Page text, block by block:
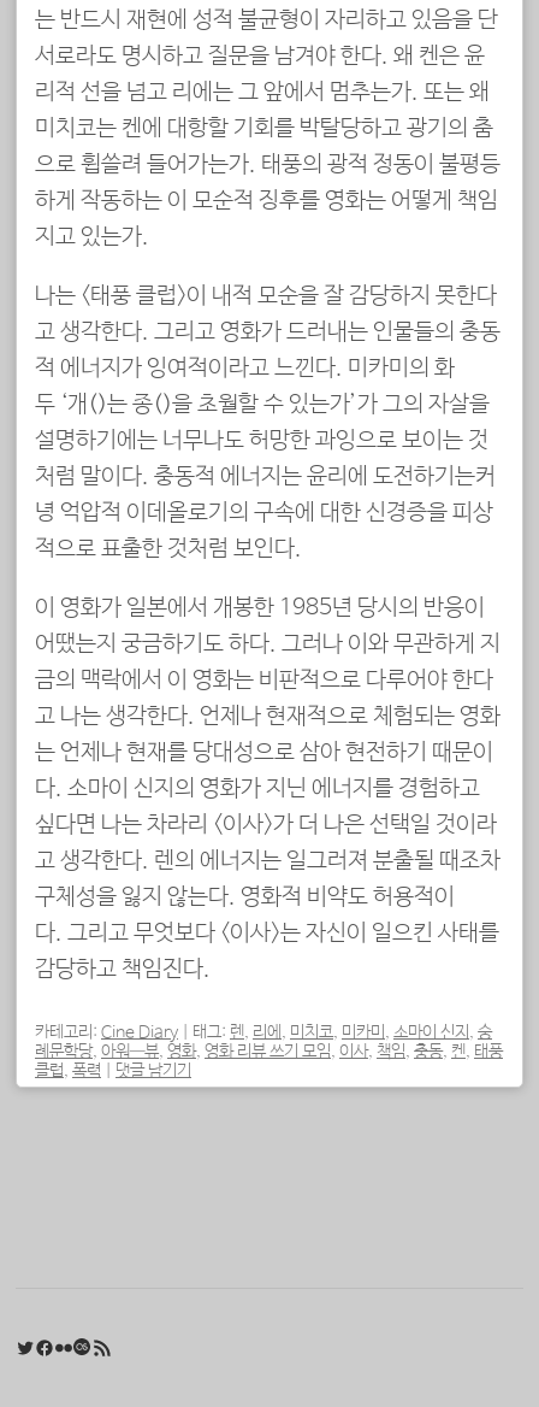
는 반드시 재현에 성적 불균형이 자리하고 있음을 단
서로라도 명시하고 질문을 남겨야 한다. 왜 켄은 윤
리적 선을 넘고 리에는 그 앞에서 멈추는가. 또는 왜
미치코는 켄에 대항할 기회를 박탈당하고 광기의 춤
으로 휩쓸려 들어가는가. 태풍의 광적 정동이 불평등
하게 작동하는 이 모순적 징후를 영화는 어떻게 책임
지고 있는가.
나는 <태풍 클럽>이 내적 모순을 잘 감당하지 못한다
고 생각한다. 그리고 영화가 드러내는 인물들의 충동
적 에너지가 잉여적이라고 느낀다. 미카미의 화
두 ‘개(個)는 종(種)을 초월할 수 있는가’가 그의 자살을
설명하기에는 너무나도 허망한 과잉으로 보이는 것
처럼 말이다. 충동적 에너지는 윤리에 도전하기는커
녕 억압적 이데올로기의 구속에 대한 신경증을 피상
적으로 표출한 것처럼 보인다.
이 영화가 일본에서 개봉한 1985년 당시의 반응이
어땠는지 궁금하기도 하다. 그러나 이와 무관하게 지
금의 맥락에서 이 영화는 비판적으로 다루어야 한다
고 나는 생각한다. 언제나 현재적으로 체험되는 영화
는 언제나 현재를 당대성으로 삼아 현전하기 때문이
다. 소마이 신지의 영화가 지닌 에너지를 경험하고
싶다면 나는 차라리 <이사>가 더 나은 선택일 것이라
고 생각한다. 렌의 에너지는 일그러져 분출될 때조차
구체성을 잃지 않는다. 영화적 비약도 허용적이
다. 그리고 무엇보다 <이사>는 자신이 일으킨 사태를
감당하고 책임진다.
카테고리: Cine Diary 태그: 렌, 리에 , 미치코, 미카미 , 소마이 신지 , 숭
례문학당, 아워—뷰, 영화, 영화 리뷰 쓰기 모임, 이사, 책임, 충동, 켄, 태풍
클럽, 폭력 댓글 남기기
Twitter
Facebook
FlickrLast.fm